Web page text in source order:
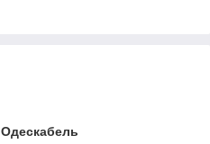
Одескабель